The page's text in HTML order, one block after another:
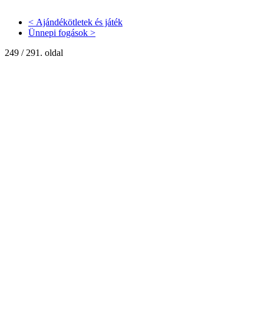
< Ajándékötletek és játék
Ünnepi fogások >
249 / 291. oldal